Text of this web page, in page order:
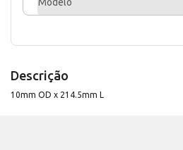
Modelo
Descrição
10mm OD x 214.5mm L